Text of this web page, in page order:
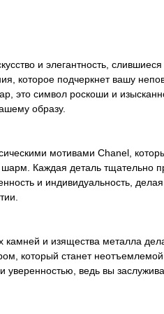
и элегантность,
которое подчеркнет вашу
это символ роскоши и
образу.
мотивами Chanel,
Каждая деталь тщательно
и индивидуальность,
камней и изящества металла
который станет
уверенностью, ведь вы